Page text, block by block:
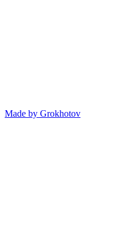
Made by Grokhotov